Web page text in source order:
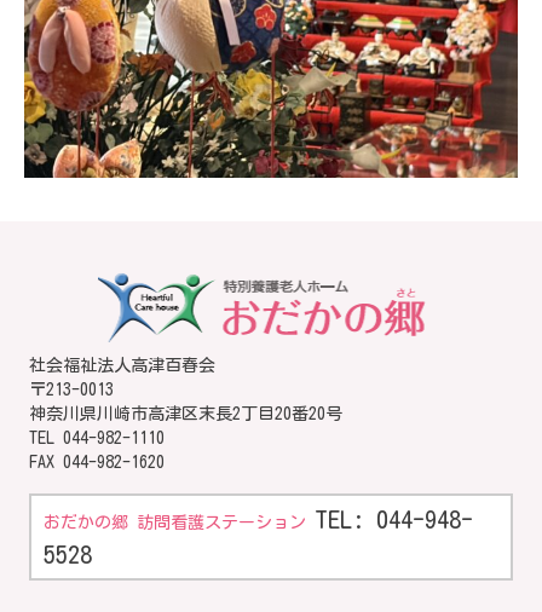
社会福祉法人高津百春会
〒213-0013
神奈川県川崎市高津区末長2丁目20番20号
TEL 044-982-1110
FAX 044-982-1620
おだかの郷 訪問看護ステーション TEL: 044-948-
5528